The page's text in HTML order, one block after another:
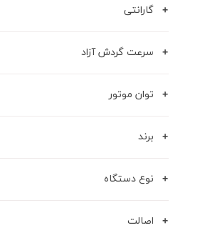
گارانتی
سرعت گردش آزاد
توان موتور
برند
نوع دستگاه
اصالت